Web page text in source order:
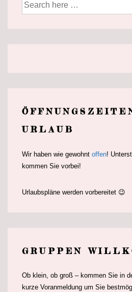
nach:
URLAUB
Wir haben wie gewohnt offen!
kommen Sie vorbei!
Urlaubspläne werden vorbereitet 😉
GRUPPEN
Ob klein, ob groß – kommen Sie in
kurze Voranmeldung um Sie